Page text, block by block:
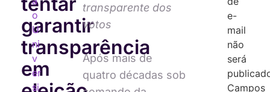
garantir
transparência
em
o
U
ni
v
er
si
transparente dos
votos
Após mais de
quatro décadas sob
e-
mail
não
será
Campos